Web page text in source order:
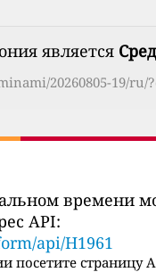
является
20260805-19/ru/
времени
API:
api/H1961
посетите страницу